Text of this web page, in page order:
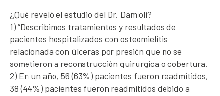
¿Qué reveló el estudio del Dr. Damioli?
1) “Describimos tratamientos y resultados de
pacientes hospitalizados con osteomielitis
relacionada con úlceras por presión que no se
sometieron a reconstrucción quirúrgica o cobertura.
2) En un año, 56 (63%) pacientes fueron readmitidos,
38 (44%) pacientes fueron readmitidos debido a